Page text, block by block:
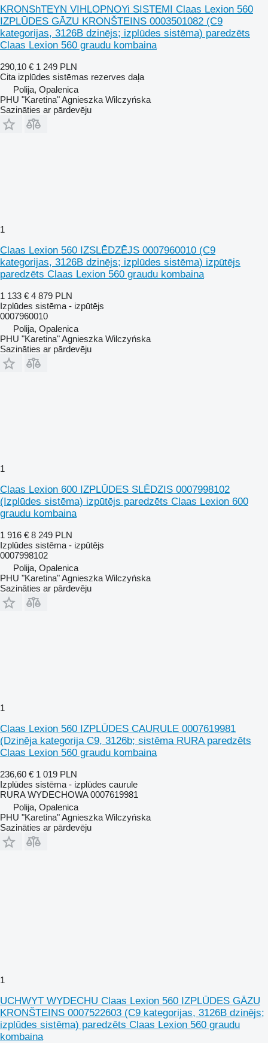
KRONShTEYN VIHLOPNOYi SISTEMI Claas Lexion 560
IZPLŪDES GĀZU KRONŠTEINS 0003501082 (C9
kategorijas, 3126B dzinējs; izplūdes sistēma) paredzēts
Claas Lexion 560 graudu kombaina
290,10 € 1 249 PLN
Cita izplūdes sistēmas rezerves daļa
Polija, Opalenica
PHU "Karetina" Agnieszka Wilczyńska
Sazināties ar pārdevēju
1
Claas Lexion 560 IZSLĒDZĒJS 0007960010 (C9
kategorijas, 3126B dzinējs; izplūdes sistēma) izpūtējs
paredzēts Claas Lexion 560 graudu kombaina
1 133 € 4 879 PLN
Izplūdes sistēma - izpūtējs
0007960010
Polija, Opalenica
PHU "Karetina" Agnieszka Wilczyńska
Sazināties ar pārdevēju
1
Claas Lexion 600 IZPLŪDES SLĒDZIS 0007998102
(Izplūdes sistēma) izpūtējs paredzēts Claas Lexion 600
graudu kombaina
1 916 € 8 249 PLN
Izplūdes sistēma - izpūtējs
0007998102
Polija, Opalenica
PHU "Karetina" Agnieszka Wilczyńska
Sazināties ar pārdevēju
1
Claas Lexion 560 IZPLŪDES CAURULE 0007619981
(Dzinēja kategorija C9, 3126b; sistēma RURA paredzēts
Claas Lexion 560 graudu kombaina
236,60 € 1 019 PLN
Izplūdes sistēma - izplūdes caurule
RURA WYDECHOWA 0007619981
Polija, Opalenica
PHU "Karetina" Agnieszka Wilczyńska
Sazināties ar pārdevēju
1
UCHWYT WYDECHU Claas Lexion 560 IZPLŪDES GĀZU
KRONŠTEINS 0007522603 (C9 kategorijas, 3126B dzinējs;
izplūdes sistēma) paredzēts Claas Lexion 560 graudu
kombaina